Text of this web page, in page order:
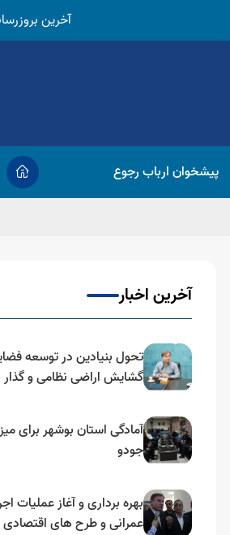
آخرین
پیشخوان ارباب رجوع
آخرین اخبار
تحول بنیادین در توسعه
گشایش اراضی نظامی و
آمادگی استان بوشهر برای
جودو
بهره برداری و آغاز عملیات
عمرانی و طرح های